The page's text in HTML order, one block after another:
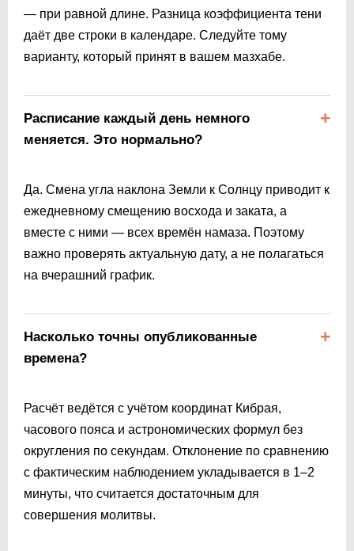
— при равной длине. Разница коэффициента тени
даёт две строки в календаре. Следуйте тому
варианту, который принят в вашем мазхабе.
Расписание каждый день немного
меняется. Это нормально?
Да. Смена угла наклона Земли к Солнцу приводит к
ежедневному смещению восхода и заката, а
вместе с ними — всех времён намаза. Поэтому
важно проверять актуальную дату, а не полагаться
на вчерашний график.
Насколько точны опубликованные
времена?
Расчёт ведётся с учётом координат Кибрая,
часового пояса и астрономических формул без
округления по секундам. Отклонение по сравнению
с фактическим наблюдением укладывается в 1–2
минуты, что считается достаточным для
совершения молитвы.